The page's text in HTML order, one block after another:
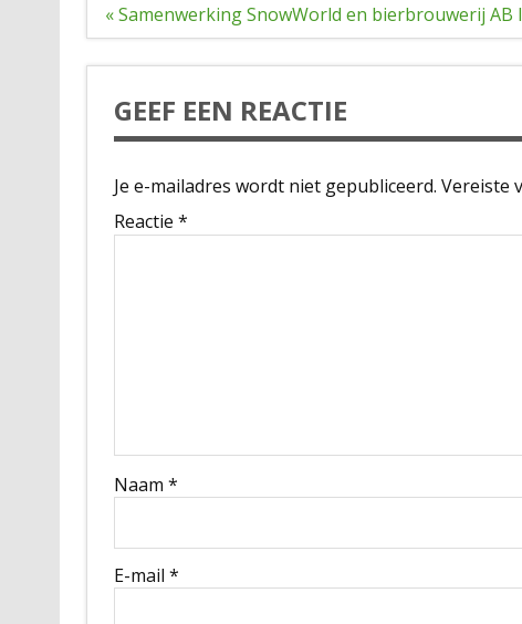
Bericht
« Samenwerking SnowWorld en bierbrouwerij AB
GEEF EEN REACTIE
Je e-mailadres wordt niet gepubliceerd. Vereiste
Reactie *
Naam *
E-mail *